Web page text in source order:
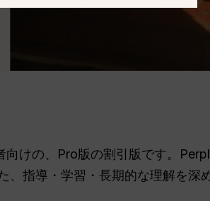
けの、Pro版の割引版です。
指導・学習・長期的な理解を深